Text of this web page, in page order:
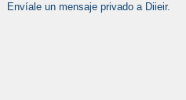
Envíale un mensaje privado a Diieir.